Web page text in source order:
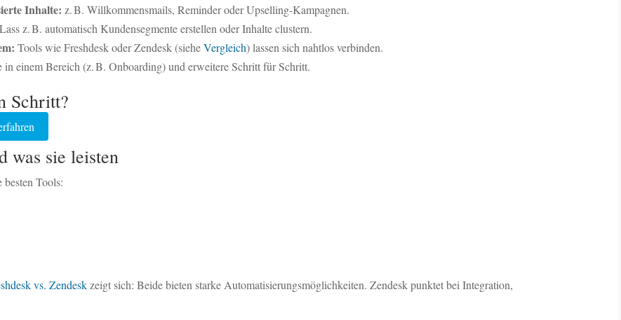
Inhalte: z. B. Willkommensmails, Reminder oder Upselling-Kampagnen.
Lass z. B. automatisch Kundensegmente erstellen oder Inhalte clustern.
Tools wie Freshdesk oder Zendesk (sieheVergleich) lassen sich nahtlos verbinden.
in einem Bereich (z. B. Onboarding) und erweitere Schritt für Schritt.
Schritt?
was sie leisten
Tools:
vs. Zendesk zeigt sich: Beide bieten starke Automatisierungsmöglichkeiten. Zendesk punktet bei Integration,